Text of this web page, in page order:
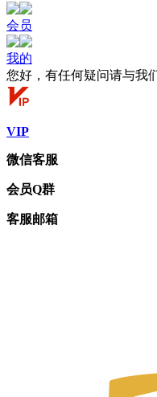
会员
我的
您好，有任何疑问请与我
VIP
微信客服
会员Q群
客服邮箱